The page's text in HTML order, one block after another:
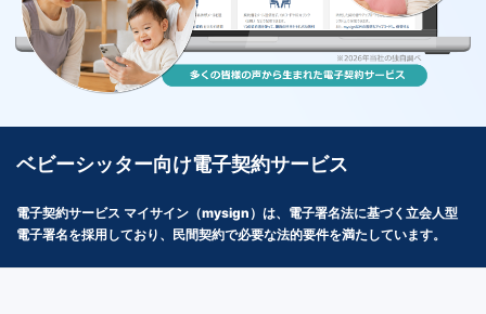
ベビーシッター向け電子契約サービス
電子契約サービス マイサイン（mysign）は、電子署名法に基づく立会人型
電子署名を採用しており、民間契約で必要な法的要件を満たしています。